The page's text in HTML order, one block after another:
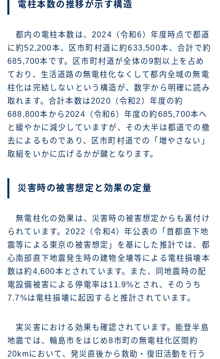
電柱本数の推移が示す構造
都内の電柱本数は、2024（令和6）年度時点で都道
に約52,200本、区市町村道に約633,500本、合計で約
685,700本です。区市町村道が全体の9割以上を占め
ており、生活道路の無電柱化なくして都内全域の無電
柱化は完結しないという構造が、数字から明確に読み
取れます。合計本数は2020（令和2）年度の約
688,800本から2024（令和6）年度の約685,700本へ
と緩やかに減少していますが、その大半は都道での撤
去によるものであり、区市町村道での「増やさない」
取組をいかに広げるかが鍵となります。
災害時の被害想定と効果の定量
無電柱化の効果は、災害時の被害想定からも裏付け
られています。2022（令和4）年公表の「首都直下地
震等による東京の被害想定」を基にした推計では、都
心南部直下地震発生時の建物全壊等による電柱損壊本
数は約4,600本とされています。また、同地震時の配
電設備被害による停電率は11.9%とされ、そのうち
7.7%は電柱損壊に起因すると推計されています。
実災害における効果も確認されています。能登半島
地震では、輪島市をはじめ8市町の無電柱化区間約
20kmにおいて、発災直後から救助・復旧活動を行う